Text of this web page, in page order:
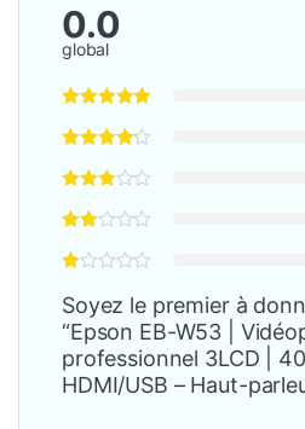
0.0
global
Soyez le premier à
“Epson EB-W53 |
professionnel 3LCD |
HDMI/USB – Haut-